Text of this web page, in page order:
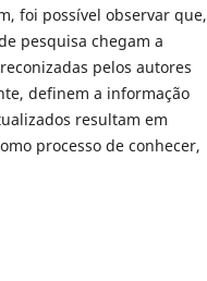
foi possível observar que,
pesquisa chegam a
pelos autores
definem a informação
resultam em
processo de conhecer,